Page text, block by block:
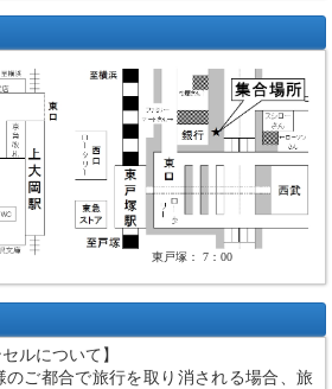
東戸塚： 7：00
ルについて】
ご都合で旅行を取り消される場合、旅